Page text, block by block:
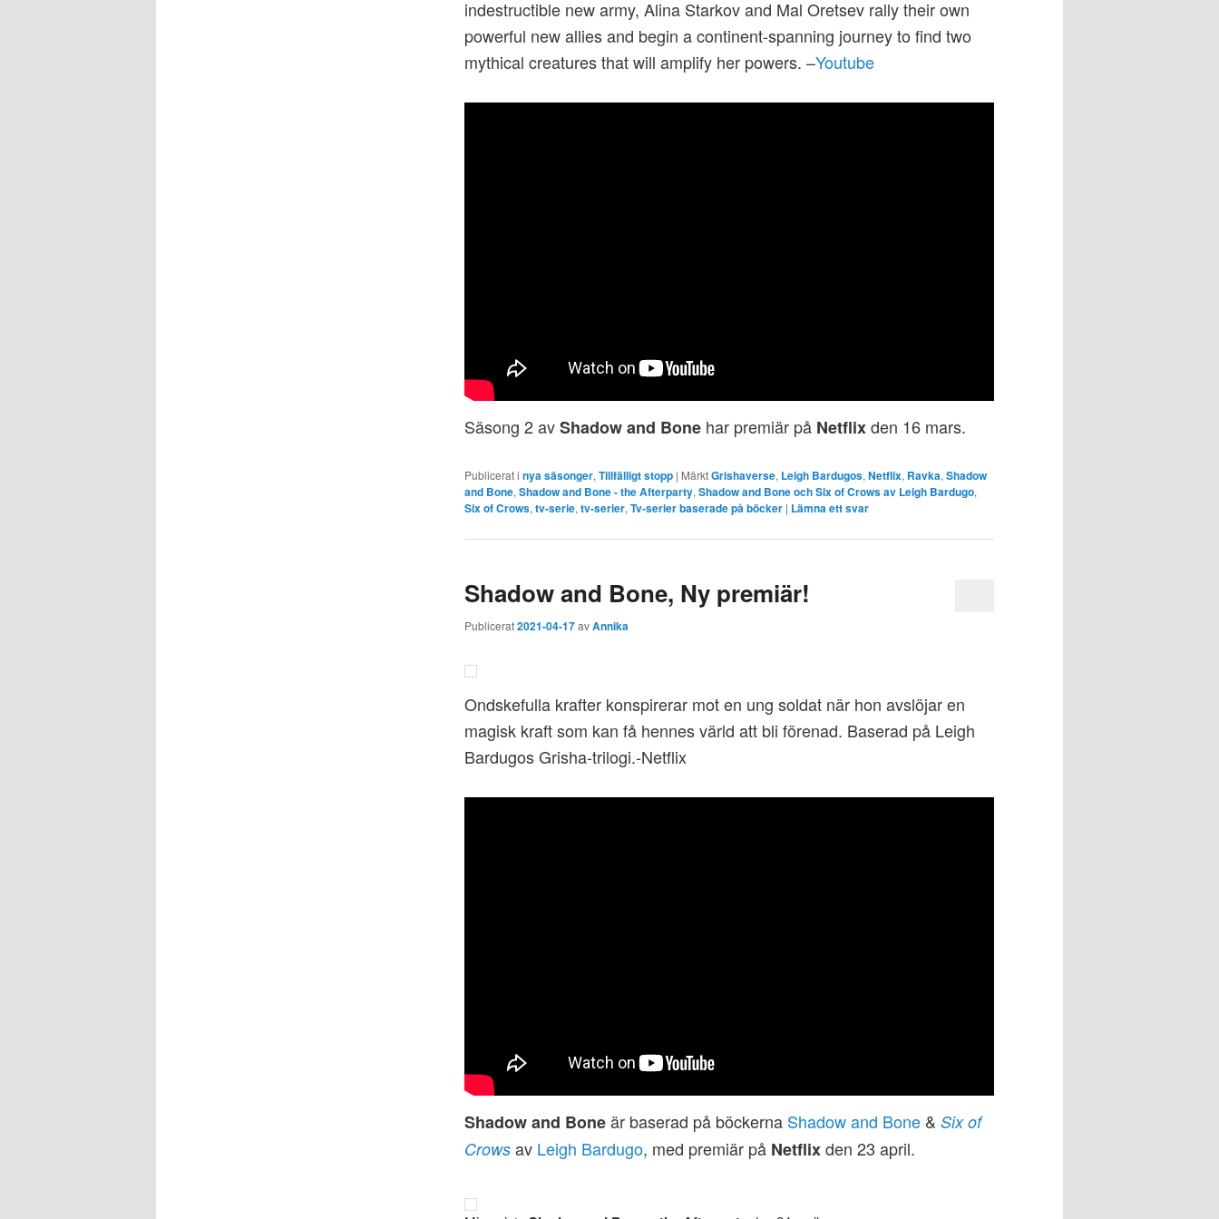
indestructible new army, Alina Starkov and Mal Oretsev rally their own
powerful new allies and begin a continent-spanning journey to find two
mythical creatures that will amplify her powers. –Youtube
Säsong 2 avShadow and Bone har premiär på Netflixden 16 mars.
Publicerat i nya säsonger, Tillfälligt stopp | MärktGrishaverse, Leigh Bardugos, Netflix, Ravka, Shadow
and Bone, Shadow and Bone - the Afterparty, Shadow and Bone och Six of Crows av Leigh Bardugo,
Six of Crows, tv-serie, tv-serier, Tv-serier baserade på böcker | Lämna ett svar
Shadow and Bone, Ny premiär!
Publicerat2021-04-17avAnnika
Ondskefulla krafter konspirerar mot en ung soldat när hon avslöjar en
magisk kraft som kan få hennes värld att bli förenad. Baserad på Leigh
Bardugos Grisha-trilogi.-Netflix
Shadow and Boneär baserad på böckerna Shadow and Bone & Six of
Crows av Leigh Bardugo, med premiär på Netflixden 23 april.